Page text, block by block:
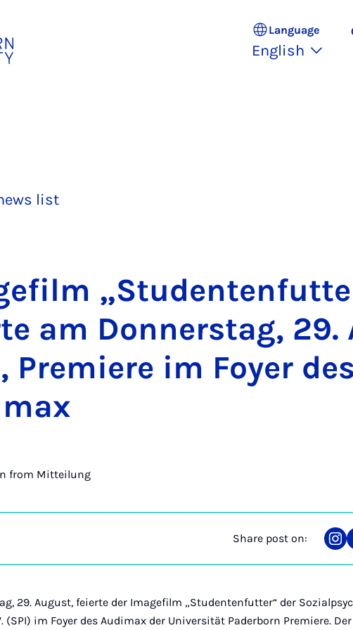
Language
English
list
am Don­ner­stag,
Premiere im Foy­er des
from Mitteilung
Share post on:
on
29. August, feierte der Imagefilm „Studentenfutter“ der
(SPI) im Foyer des Audimax der Universität Paderborn Premiere.